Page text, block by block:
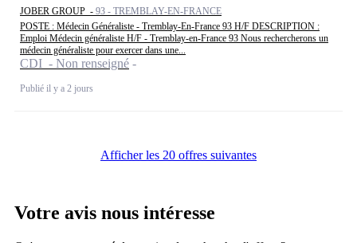
JOBER GROUP - 93 - TREMBLAY-EN-FRANCE
POSTE : Médecin Généraliste - Tremblay-En-France 93 H/F DESCRIPTION :
Emploi Médecin généraliste H/F - Tremblay-en-France 93 Nous rechercherons un
médecin généraliste pour exercer dans une...
CDI - Non renseigné
Publié il y a 2 jours
Afficher les 20 offres suivantes
Votre avis nous intéresse